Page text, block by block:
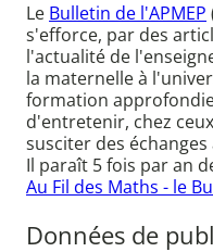
Le Bulletin de l'APMEP
s'efforce, par des
l'actualité de
la maternelle à
formation
d'entretenir, chez
susciter des échanges
Il paraît 5 fois par an
Au Fil des Maths - le
Données de